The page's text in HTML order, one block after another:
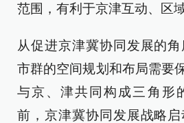
范围，有利于京津互动、区
从促进京津冀协同发展的
市群的空间规划和布局需要
与京、津共同构成三角形
前，京津冀协同发展战略